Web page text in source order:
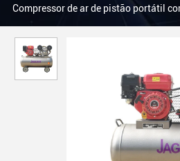
Compressor de ar de pistão portátil